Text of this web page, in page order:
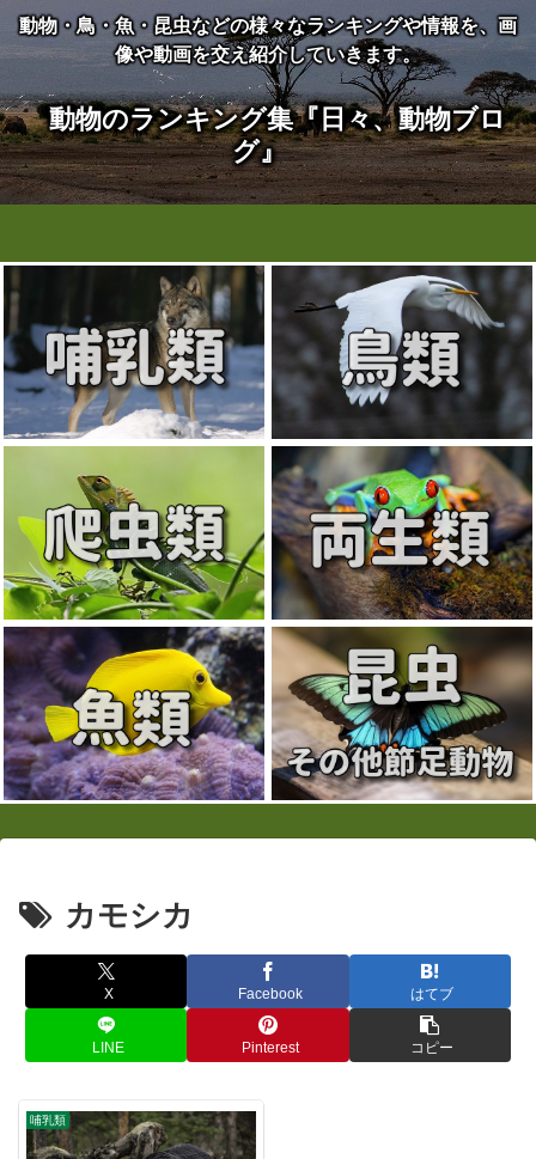
動物・鳥・魚・昆虫などの様々なランキングや情報を、画
像や動画を交え紹介していきます。
動物のランキング集『日々、動物ブロ
グ』
カモシカ
X Facebook はてブ
LINE Pinterest コピー
哺乳類